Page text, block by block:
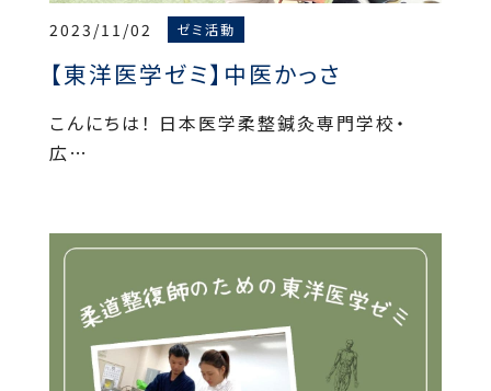
2023/11/02 ゼミ活動
【東洋医学ゼミ】中医かっさ
こんにちは！ 日本医学柔整鍼灸専門学校・
広…